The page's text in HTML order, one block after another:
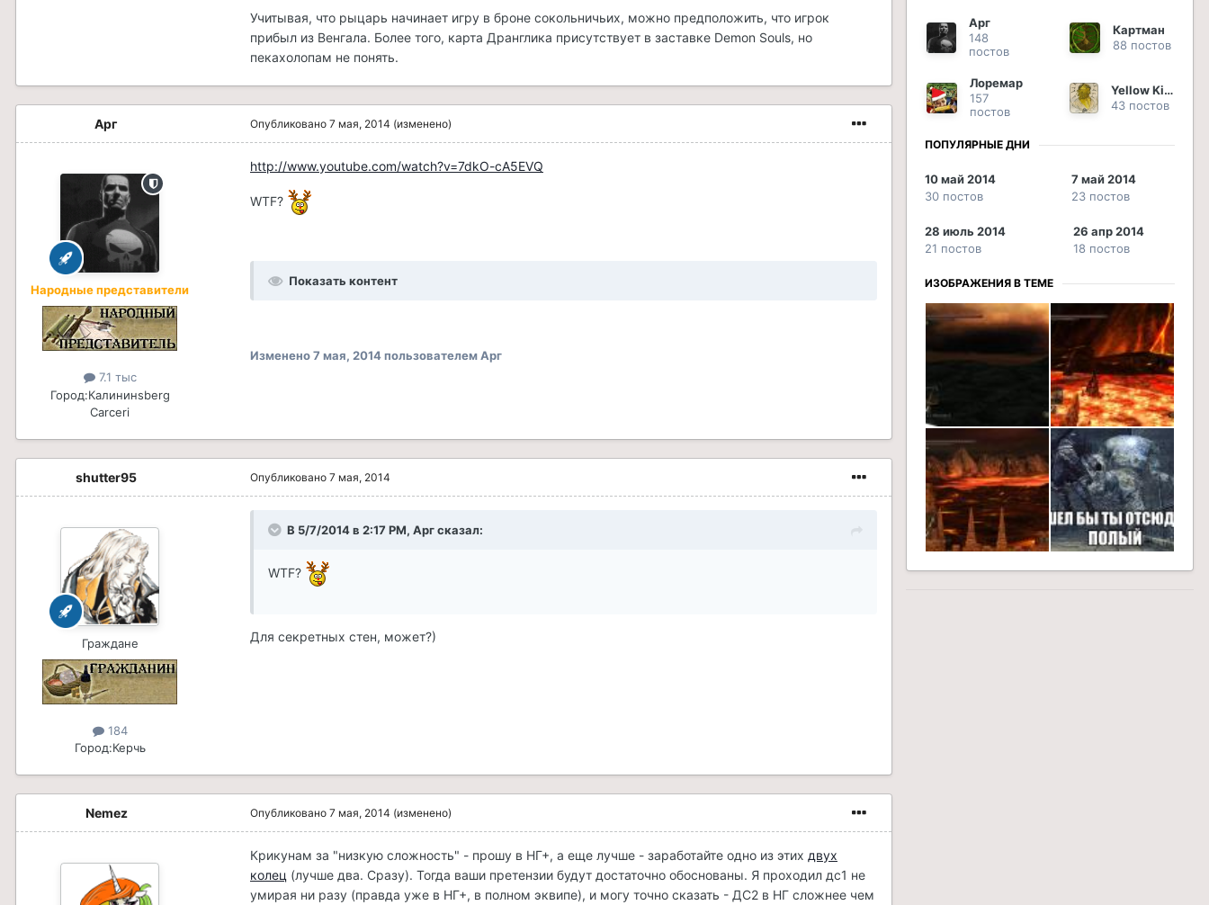
Учитывая, что рыцарь начинает игру в броне сокольничьих, можно предположить, что игрок
прибыл из Венгала. Более того, карта Дранглика присутствует в заставке Demon Souls, но
пекахолопам не понять.
Арг
Народные представители
7.1 тыс
Город:Калининsberg
Carceri
Опубликовано 7 мая, 2014 (изменено)
http://www.youtube.com/watch?v=7dkO-cA5EVQ
WTF?
Показать контент
Изменено7 мая, 2014пользователем Арг
shutter95
Граждане
184
Город:Керчь
Опубликовано 7 мая, 2014
В 5/7/2014 в 2:17 PM, Арг сказал:
WTF?
Для секретных стен, может?)
Nemez Опубликовано 7 мая, 2014 (изменено)
Крикунам за "низкую сложность" - прошу в НГ+, а еще лучше - заработайте одно из этих двух
колец (лучше два. Сразу). Тогда ваши претензии будут достаточно обоснованы. Я проходил дс1 не
умирая ни разу (правда уже в НГ+, в полном эквипе), и могу точно сказать - ДС2 в НГ сложнее чем
Арг
148
постов
Картман
88 постов
Лоремар
157
постов
Yellow King
43 постов
ПОПУЛЯРНЫЕ ДНИ
10 май 2014
30 постов
7 май 2014
23 постов
28 июль 2014
21 постов
26 апр 2014
18 постов
ИЗОБРАЖЕНИЯ В ТЕМЕ